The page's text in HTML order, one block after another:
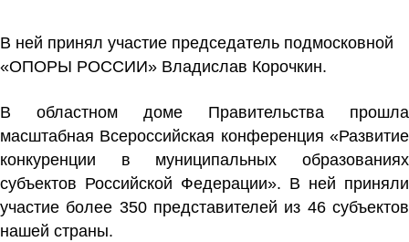
В ней принял участие председатель подмосковной
«ОПОРЫ РОССИИ» Владислав Корочкин.
В областном доме Правительства прошла
масштабная Всероссийская конференция «Развитие
конкуренции в муниципальных образованиях
субъектов Российской Федерации». В ней приняли
участие более 350 представителей из 46 субъектов
нашей страны.